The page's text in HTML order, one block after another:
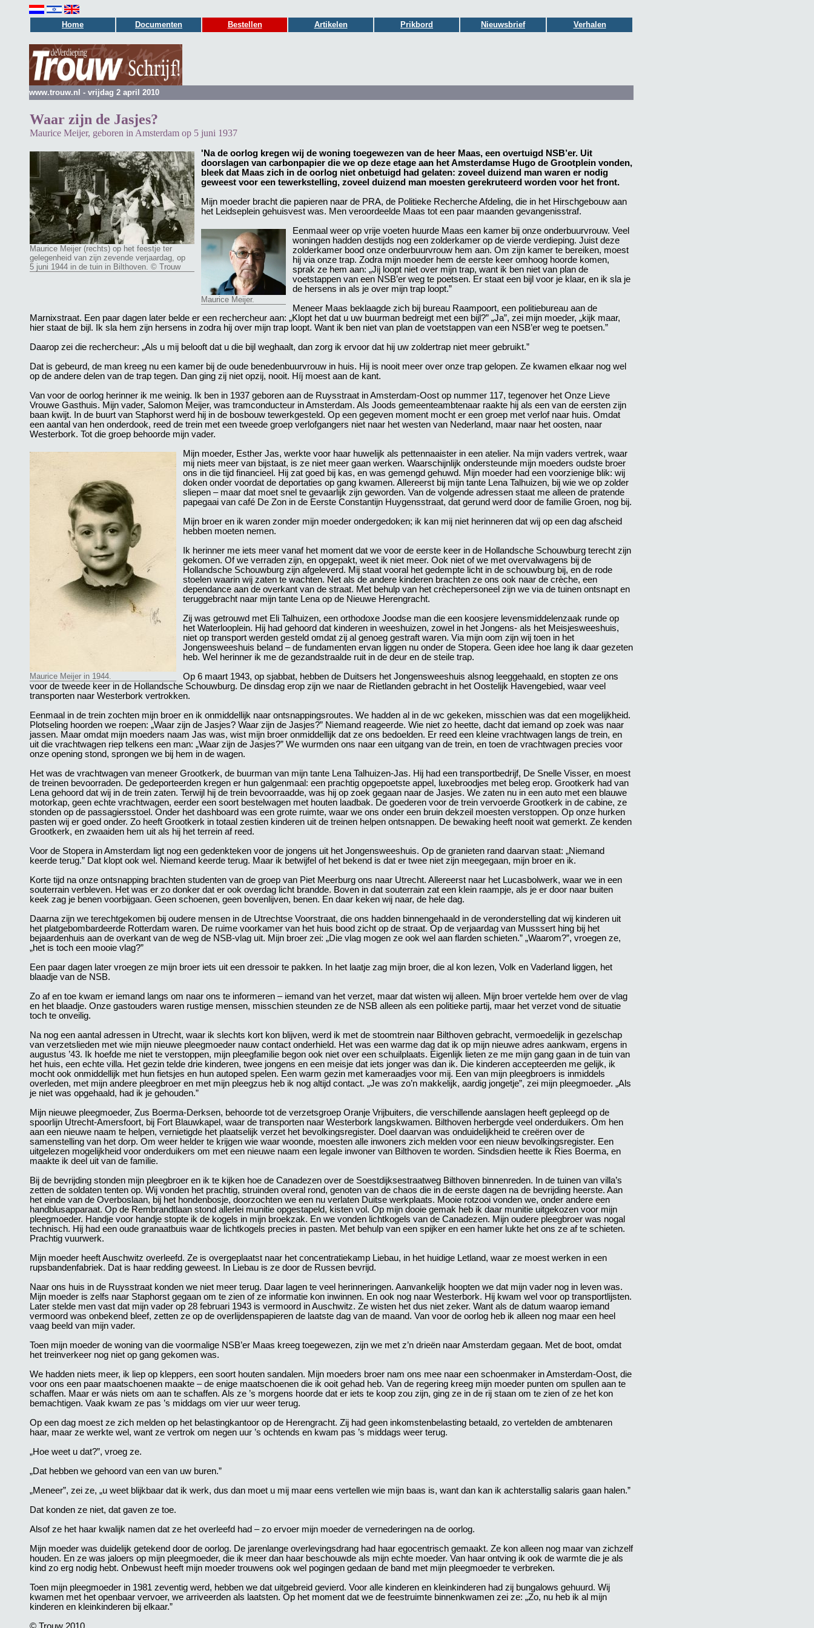
Home Documenten Bestellen Artikelen Prikbord Nieuwsbrief Verhalen
www.trouw.nl - vrijdag 2 april 2010
Waar zijn de Jasjes?
Maurice Meijer, geboren in Amsterdam op 5 juni 1937
Maurice Meijer (rechts) op het feestje ter
gelegenheid van zijn zevende verjaardag, op
5 juni 1944 in de tuin in Bilthoven. © Trouw
'Na de oorlog kregen wij de woning toegewezen van de heer Maas, een overtuigd NSB’er. Uit
doorslagen van carbonpapier die we op deze etage aan het Amsterdamse Hugo de Grootplein vonden,
bleek dat Maas zich in de oorlog niet onbetuigd had gelaten: zoveel duizend man waren er nodig
geweest voor een tewerkstelling, zoveel duizend man moesten gerekruteerd worden voor het front.
Mijn moeder bracht die papieren naar de PRA, de Politieke Recherche Afdeling, die in het Hirschgebouw aan
het Leidseplein gehuisvest was. Men veroordeelde Maas tot een paar maanden gevangenisstraf.
Maurice Meijer.
Eenmaal weer op vrije voeten huurde Maas een kamer bij onze onderbuurvrouw. Veel
woningen hadden destijds nog een zolderkamer op de vierde verdieping. Juist deze
zolderkamer bood onze onderbuurvrouw hem aan. Om zijn kamer te bereiken, moest
hij via onze trap. Zodra mijn moeder hem de eerste keer omhoog hoorde komen,
sprak ze hem aan: „Jij loopt niet over mijn trap, want ik ben niet van plan de
voetstappen van een NSB’er weg te poetsen. Er staat een bijl voor je klaar, en ik sla je
de hersens in als je over mijn trap loopt.”
Meneer Maas beklaagde zich bij bureau Raampoort, een politiebureau aan de
Marnixstraat. Een paar dagen later belde er een rechercheur aan: „Klopt het dat u uw buurman bedreigt met een bijl?” „Ja”, zei mijn moeder, „kijk maar,
hier staat de bijl. Ik sla hem zijn hersens in zodra hij over mijn trap loopt. Want ik ben niet van plan de voetstappen van een NSB’er weg te poetsen.”
Daarop zei die rechercheur: „Als u mij belooft dat u die bijl weghaalt, dan zorg ik ervoor dat hij uw zoldertrap niet meer gebruikt.”
Dat is gebeurd, de man kreeg nu een kamer bij de oude benedenbuurvrouw in huis. Hij is nooit meer over onze trap gelopen. Ze kwamen elkaar nog wel
op de andere delen van de trap tegen. Dan ging zij niet opzij, nooit. Híj moest aan de kant.
Van voor de oorlog herinner ik me weinig. Ik ben in 1937 geboren aan de Ruysstraat in Amsterdam-Oost op nummer 117, tegenover het Onze Lieve
Vrouwe Gasthuis. Mijn vader, Salomon Meijer, was tramconducteur in Amsterdam. Als Joods gemeenteambtenaar raakte hij als een van de eersten zijn
baan kwijt. In de buurt van Staphorst werd hij in de bosbouw tewerkgesteld. Op een gegeven moment mocht er een groep met verlof naar huis. Omdat
een aantal van hen onderdook, reed de trein met een tweede groep verlofgangers niet naar het westen van Nederland, maar naar het oosten, naar
Westerbork. Tot die groep behoorde mijn vader.
Maurice Meijer in 1944.
Mijn moeder, Esther Jas, werkte voor haar huwelijk als pettennaaister in een atelier. Na mijn vaders vertrek, waar
mij niets meer van bijstaat, is ze niet meer gaan werken. Waarschijnlijk ondersteunde mijn moeders oudste broer
ons in die tijd financieel. Hij zat goed bij kas, en was gemengd gehuwd. Mijn moeder had een voorzienige blik: wij
doken onder voordat de deportaties op gang kwamen. Allereerst bij mijn tante Lena Talhuizen, bij wie we op zolder
sliepen – maar dat moet snel te gevaarlijk zijn geworden. Van de volgende adressen staat me alleen de pratende
papegaai van café De Zon in de Eerste Constantijn Huygensstraat, dat gerund werd door de familie Groen, nog bij.
Mijn broer en ik waren zonder mijn moeder ondergedoken; ik kan mij niet herinneren dat wij op een dag afscheid
hebben moeten nemen.
Ik herinner me iets meer vanaf het moment dat we voor de eerste keer in de Hollandsche Schouwburg terecht zijn
gekomen. Of we verraden zijn, en opgepakt, weet ik niet meer. Ook niet of we met overvalwagens bij de
Hollandsche Schouwburg zijn afgeleverd. Mij staat vooral het gedempte licht in de schouwburg bij, en de rode
stoelen waarin wij zaten te wachten. Net als de andere kinderen brachten ze ons ook naar de crèche, een
dependance aan de overkant van de straat. Met behulp van het crèchepersoneel zijn we via de tuinen ontsnapt en
teruggebracht naar mijn tante Lena op de Nieuwe Herengracht.
Zij was getrouwd met Eli Talhuizen, een orthodoxe Joodse man die een koosjere levensmiddelenzaak runde op
het Waterlooplein. Hij had gehoord dat kinderen in weeshuizen, zowel in het Jongens- als het Meisjesweeshuis,
niet op transport werden gesteld omdat zij al genoeg gestraft waren. Via mijn oom zijn wij toen in het
Jongensweeshuis beland – de fundamenten ervan liggen nu onder de Stopera. Geen idee hoe lang ik daar gezeten
heb. Wel herinner ik me de gezandstraalde ruit in de deur en de steile trap.
Op 6 maart 1943, op sjabbat, hebben de Duitsers het Jongensweeshuis alsnog leeggehaald, en stopten ze ons
voor de tweede keer in de Hollandsche Schouwburg. De dinsdag erop zijn we naar de Rietlanden gebracht in het Oostelijk Havengebied, waar veel
transporten naar Westerbork vertrokken.
Eenmaal in de trein zochten mijn broer en ik onmiddellijk naar ontsnappingsroutes. We hadden al in de wc gekeken, misschien was dat een mogelijkheid.
Plotseling hoorden we roepen: „Waar zijn de Jasjes? Waar zijn de Jasjes?” Niemand reageerde. Wie niet zo heette, dacht dat iemand op zoek was naar
jassen. Maar omdat mijn moeders naam Jas was, wist mijn broer onmiddellijk dat ze ons bedoelden. Er reed een kleine vrachtwagen langs de trein, en
uit die vrachtwagen riep telkens een man: „Waar zijn de Jasjes?” We wurmden ons naar een uitgang van de trein, en toen de vrachtwagen precies voor
onze opening stond, sprongen we bij hem in de wagen.
Het was de vrachtwagen van meneer Grootkerk, de buurman van mijn tante Lena Talhuizen-Jas. Hij had een transportbedrijf, De Snelle Visser, en moest
de treinen bevoorraden. De gedeporteerden kregen er hun galgenmaal: een prachtig opgepoetste appel, luxebroodjes met beleg erop. Grootkerk had van
Lena gehoord dat wij in de trein zaten. Terwijl hij de trein bevoorraadde, was hij op zoek gegaan naar de Jasjes. We zaten nu in een auto met een blauwe
motorkap, geen echte vrachtwagen, eerder een soort bestelwagen met houten laadbak. De goederen voor de trein vervoerde Grootkerk in de cabine, ze
stonden op de passagiersstoel. Onder het dashboard was een grote ruimte, waar we ons onder een bruin dekzeil moesten verstoppen. Op onze hurken
pasten wij er goed onder. Zo heeft Grootkerk in totaal zestien kinderen uit de treinen helpen ontsnappen. De bewaking heeft nooit wat gemerkt. Ze kenden
Grootkerk, en zwaaiden hem uit als hij het terrein af reed.
Voor de Stopera in Amsterdam ligt nog een gedenkteken voor de jongens uit het Jongensweeshuis. Op de granieten rand daarvan staat: „Niemand
keerde terug.” Dat klopt ook wel. Niemand keerde terug. Maar ik betwijfel of het bekend is dat er twee niet zijn meegegaan, mijn broer en ik.
Korte tijd na onze ontsnapping brachten studenten van de groep van Piet Meerburg ons naar Utrecht. Allereerst naar het Lucasbolwerk, waar we in een
souterrain verbleven. Het was er zo donker dat er ook overdag licht brandde. Boven in dat souterrain zat een klein raampje, als je er door naar buiten
keek zag je benen voorbijgaan. Geen schoenen, geen bovenlijven, benen. En daar keken wij naar, de hele dag.
Daarna zijn we terechtgekomen bij oudere mensen in de Utrechtse Voorstraat, die ons hadden binnengehaald in de veronderstelling dat wij kinderen uit
het platgebombardeerde Rotterdam waren. De ruime voorkamer van het huis bood zicht op de straat. Op de verjaardag van Musssert hing bij het
bejaardenhuis aan de overkant van de weg de NSB-vlag uit. Mijn broer zei: „Die vlag mogen ze ook wel aan flarden schieten.” „Waarom?”, vroegen ze,
„het is toch een mooie vlag?”
Een paar dagen later vroegen ze mijn broer iets uit een dressoir te pakken. In het laatje zag mijn broer, die al kon lezen, Volk en Vaderland liggen, het
blaadje van de NSB.
Zo af en toe kwam er iemand langs om naar ons te informeren – iemand van het verzet, maar dat wisten wij alleen. Mijn broer vertelde hem over de vlag
en het blaadje. Onze gastouders waren rustige mensen, misschien steunden ze de NSB alleen als een politieke partij, maar het verzet vond de situatie
toch te onveilig.
Na nog een aantal adressen in Utrecht, waar ik slechts kort kon blijven, werd ik met de stoomtrein naar Bilthoven gebracht, vermoedelijk in gezelschap
van verzetslieden met wie mijn nieuwe pleegmoeder nauw contact onderhield. Het was een warme dag dat ik op mijn nieuwe adres aankwam, ergens in
augustus ’43. Ik hoefde me niet te verstoppen, mijn pleegfamilie begon ook niet over een schuilplaats. Eigenlijk lieten ze me mijn gang gaan in de tuin van
het huis, een echte villa. Het gezin telde drie kinderen, twee jongens en een meisje dat iets jonger was dan ik. Die kinderen accepteerden me gelijk, ik
mocht ook onmiddellijk met hun fietsjes en hun autoped spelen. Een warm gezin met kameraadjes voor mij. Een van mijn pleegbroers is inmiddels
overleden, met mijn andere pleegbroer en met mijn pleegzus heb ik nog altijd contact. „Je was zo’n makkelijk, aardig jongetje”, zei mijn pleegmoeder. „Als
je niet was opgehaald, had ik je gehouden.”
Mijn nieuwe pleegmoeder, Zus Boerma-Derksen, behoorde tot de verzetsgroep Oranje Vrijbuiters, die verschillende aanslagen heeft gepleegd op de
spoorlijn Utrecht-Amersfoort, bij Fort Blauwkapel, waar de transporten naar Westerbork langskwamen. Bilthoven herbergde veel onderduikers. Om hen
aan een nieuwe naam te helpen, vernietigde het plaatselijk verzet het bevolkingsregister. Doel daarvan was onduidelijkheid te creëren over de
samenstelling van het dorp. Om weer helder te krijgen wie waar woonde, moesten alle inwoners zich melden voor een nieuw bevolkingsregister. Een
uitgelezen mogelijkheid voor onderduikers om met een nieuwe naam een legale inwoner van Bilthoven te worden. Sindsdien heette ik Ries Boerma, en
maakte ik deel uit van de familie.
Bij de bevrijding stonden mijn pleegbroer en ik te kijken hoe de Canadezen over de Soestdijksestraatweg Bilthoven binnenreden. In de tuinen van villa’s
zetten de soldaten tenten op. Wij vonden het prachtig, struinden overal rond, genoten van de chaos die in de eerste dagen na de bevrijding heerste. Aan
het einde van de Overboslaan, bij het hondenbosje, doorzochten we een nu verlaten Duitse werkplaats. Mooie rotzooi vonden we, onder andere een
handblusapparaat. Op de Rembrandtlaan stond allerlei munitie opgestapeld, kisten vol. Op mijn dooie gemak heb ik daar munitie uitgekozen voor mijn
pleegmoeder. Handje voor handje stopte ik de kogels in mijn broekzak. En we vonden lichtkogels van de Canadezen. Mijn oudere pleegbroer was nogal
technisch. Hij had een oude granaatbuis waar de lichtkogels precies in pasten. Met behulp van een spijker en een hamer lukte het ons ze af te schieten.
Prachtig vuurwerk.
Mijn moeder heeft Auschwitz overleefd. Ze is overgeplaatst naar het concentratiekamp Liebau, in het huidige Letland, waar ze moest werken in een
rupsbandenfabriek. Dat is haar redding geweest. In Liebau is ze door de Russen bevrijd.
Naar ons huis in de Ruysstraat konden we niet meer terug. Daar lagen te veel herinneringen. Aanvankelijk hoopten we dat mijn vader nog in leven was.
Mijn moeder is zelfs naar Staphorst gegaan om te zien of ze informatie kon inwinnen. En ook nog naar Westerbork. Hij kwam wel voor op transportlijsten.
Later stelde men vast dat mijn vader op 28 februari 1943 is vermoord in Auschwitz. Ze wisten het dus niet zeker. Want als de datum waarop iemand
vermoord was onbekend bleef, zetten ze op de overlijdenspapieren de laatste dag van de maand. Van voor de oorlog heb ik alleen nog maar een heel
vaag beeld van mijn vader.
Toen mijn moeder de woning van die voormalige NSB’er Maas kreeg toegewezen, zijn we met z’n drieën naar Amsterdam gegaan. Met de boot, omdat
het treinverkeer nog niet op gang gekomen was.
We hadden niets meer, ik liep op kleppers, een soort houten sandalen. Mijn moeders broer nam ons mee naar een schoenmaker in Amsterdam-Oost, die
voor ons een paar maatschoenen maakte – de enige maatschoenen die ik ooit gehad heb. Van de regering kreeg mijn moeder punten om spullen aan te
schaffen. Maar er wás niets om aan te schaffen. Als ze ’s morgens hoorde dat er iets te koop zou zijn, ging ze in de rij staan om te zien of ze het kon
bemachtigen. Vaak kwam ze pas ’s middags om vier uur weer terug.
Op een dag moest ze zich melden op het belastingkantoor op de Herengracht. Zij had geen inkomstenbelasting betaald, zo vertelden de ambtenaren
haar, maar ze werkte wel, want ze vertrok om negen uur ’s ochtends en kwam pas ’s middags weer terug.
„Hoe weet u dat?”, vroeg ze.
„Dat hebben we gehoord van een van uw buren.”
„Meneer”, zei ze, „u weet blijkbaar dat ik werk, dus dan moet u mij maar eens vertellen wie mijn baas is, want dan kan ik achterstallig salaris gaan halen.”
Dat konden ze niet, dat gaven ze toe.
Alsof ze het haar kwalijk namen dat ze het overleefd had – zo ervoer mijn moeder de vernederingen na de oorlog.
Mijn moeder was duidelijk getekend door de oorlog. De jarenlange overlevingsdrang had haar egocentrisch gemaakt. Ze kon alleen nog maar van zichzelf
houden. En ze was jaloers op mijn pleegmoeder, die ik meer dan haar beschouwde als mijn echte moeder. Van haar ontving ik ook de warmte die je als
kind zo erg nodig hebt. Onbewust heeft mijn moeder trouwens ook wel pogingen gedaan de band met mijn pleegmoeder te verbreken.
Toen mijn pleegmoeder in 1981 zeventig werd, hebben we dat uitgebreid gevierd. Voor alle kinderen en kleinkinderen had zij bungalows gehuurd. Wij
kwamen met het openbaar vervoer, we arriveerden als laatsten. Op het moment dat we de feestruimte binnenkwamen zei ze: „Zo, nu heb ik al mijn
kinderen en kleinkinderen bij elkaar.”